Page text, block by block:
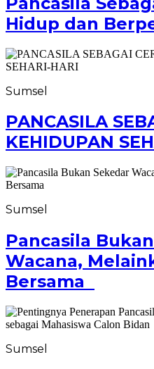
Hidup dan
Sumsel
PANCASILA
KEHIDUPAN
Sumsel
Pancasila
Wacana,
Bersama
Sumsel